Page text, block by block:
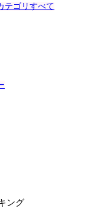
テゴリすべて
ング